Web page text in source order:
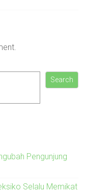
Search
Pengunjung
Selalu Memikat